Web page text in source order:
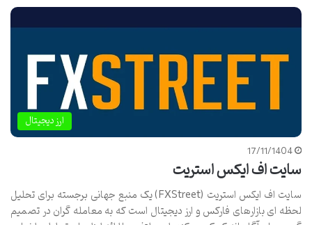
ارز دیجیتال
17/11/1404
سایت اف ایکس استریت
سایت اف ایکس استریت (FXStreet) یک منبع جهانی برجسته برای تحلیل
لحظه ای بازارهای فارکس و ارز دیجیتال است که به معامله گران در تصمیم